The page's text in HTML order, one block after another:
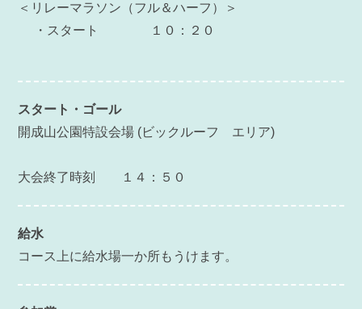
＜リレーマラソン（フル＆ハーフ）＞
・スタート １０：２０
スタート・ゴール
開成山公園特設会場 (ビックルーフ エリア)
大会終了時刻 １４：５０
給水
コース上に給水場一か所もうけます。